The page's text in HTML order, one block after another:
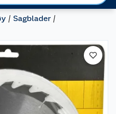
Sagblader